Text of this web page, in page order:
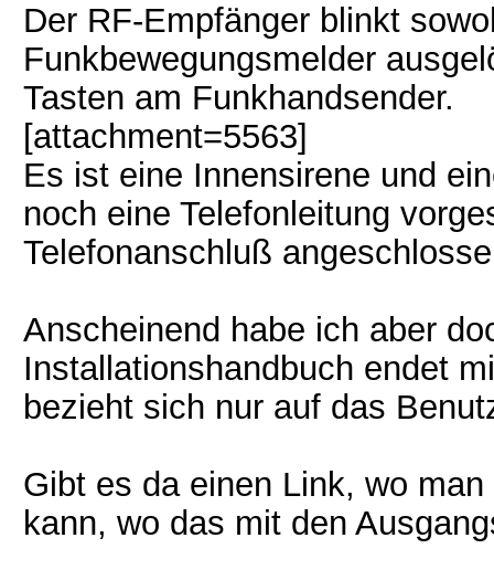
Der RF-Empfänger blinkt
Funkbewegungsmelder
Tasten am Funkhandsender.
[attachment=5563]
Es ist eine Innensirene und
noch eine Telefonleitung
Telefonanschluß
Anscheinend habe ich aber
Installationshandbuch endet
bezieht sich nur auf das
Gibt es da einen Link, wo
kann, wo das mit den